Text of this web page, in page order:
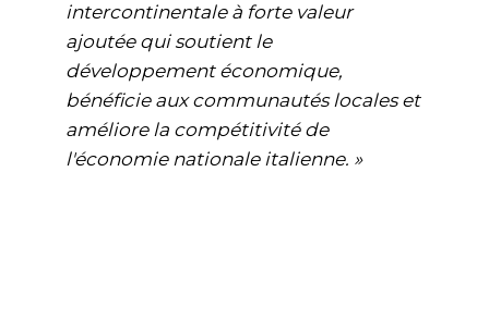
intercontinentale à forte valeur
ajoutée qui soutient le
développement économique,
bénéficie aux communautés locales et
améliore la compétitivité de
l'économie nationale italienne. »